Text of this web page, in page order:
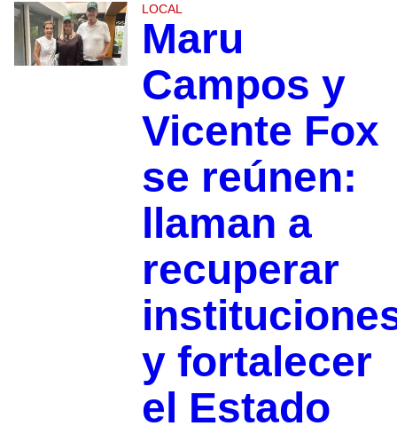
LOCAL
Maru
Campos y
Vicente Fox
se reúnen:
llaman a
recuperar
y fortalecer
el Estado